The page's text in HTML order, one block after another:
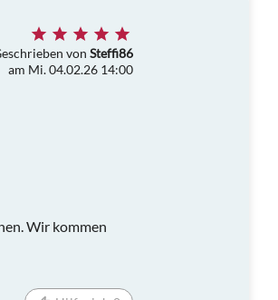
von Steffi86
am Mi. 04.02.26 14:00
Wir kommen